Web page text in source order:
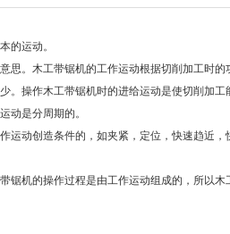
的运动。
。木工带锯机的工作运动根据切削加工时
操作木工带锯机时的进给运动是使切削加
动是分周期的。
动创造条件的，如夹紧，定位，快速趋近
机的操作过程是由工作运动组成的，所以